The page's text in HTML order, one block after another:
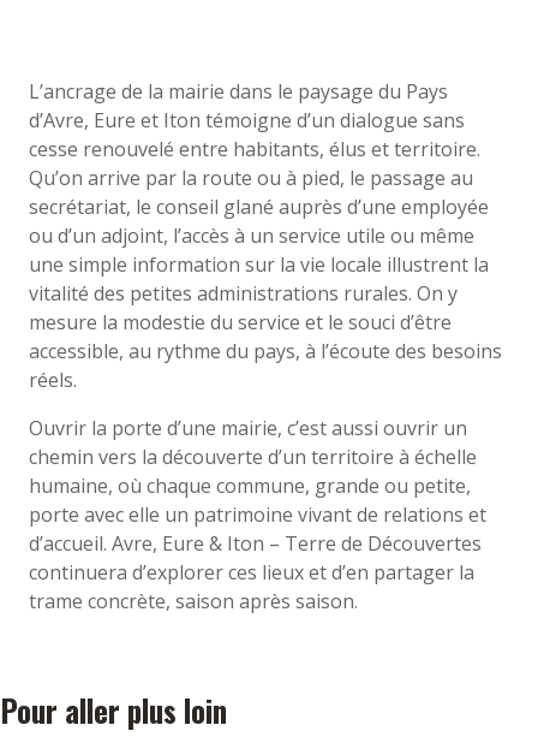
L’ancrage de la mairie dans le paysage du Pays
d’Avre, Eure et Iton témoigne d’un dialogue sans
cesse renouvelé entre habitants, élus et territoire.
Qu’on arrive par la route ou à pied, le passage au
secrétariat, le conseil glané auprès d’une employée
ou d’un adjoint, l’accès à un service utile ou même
une simple information sur la vie locale illustrent la
vitalité des petites administrations rurales. On y
mesure la modestie du service et le souci d’être
accessible, au rythme du pays, à l’écoute des besoins
réels.
Ouvrir la porte d’une mairie, c’est aussi ouvrir un
chemin vers la découverte d’un territoire à échelle
humaine, où chaque commune, grande ou petite,
porte avec elle un patrimoine vivant de relations et
d’accueil. Avre, Eure & Iton – Terre de Découvertes
continuera d’explorer ces lieux et d’en partager la
trame concrète, saison après saison.
Pour aller plus loin